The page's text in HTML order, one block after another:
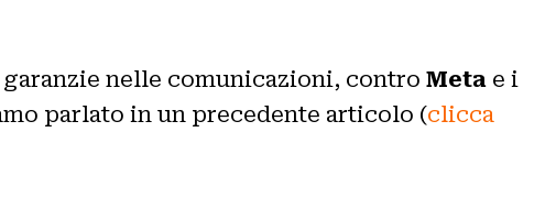
nelle comunicazioni, contro Meta e i
parlato in un precedente articolo (clicca